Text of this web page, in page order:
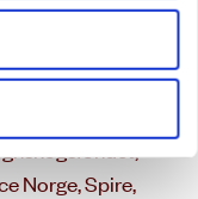
Latin-
kirke,
Norges Vel,
Norge, Spire,